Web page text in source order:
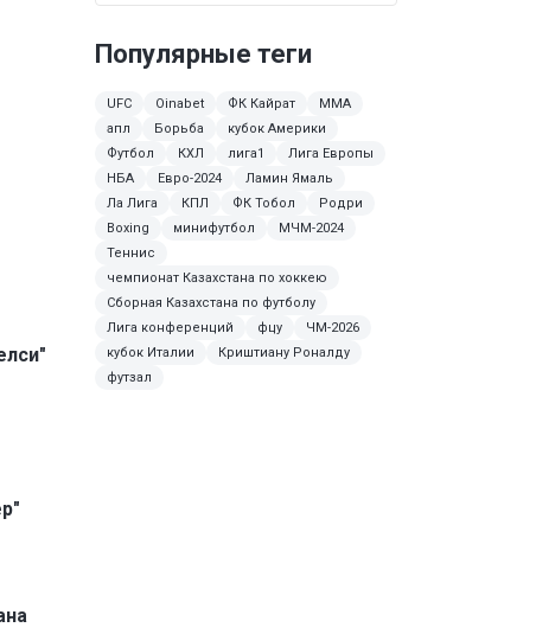
Популярные теги
UFC Oinabet ФК Кайрат
ММА
апл
Борьба
кубок Америки
Футбол
КХЛ лига1
Лига Европы
НБА
Евро-2024
Ламин Ямаль
Ла Лига
КПЛ ФК Тобол
Родри
Boxing
минифутбол
МЧМ-2024
Теннис
чемпионат Казахстана по хоккею
Сборная Казахстана по футболу
Лига конференций
фцу
ЧМ-2026
кубок Италии
Криштиану Роналду
футзал